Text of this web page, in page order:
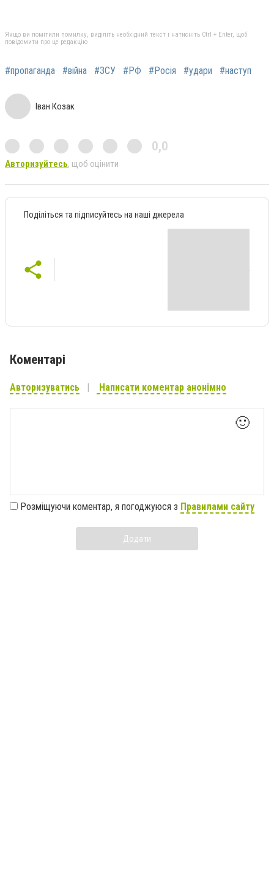
Якщо ви помітили помилку, виділіть необхідний текст і натисніть Ctrl + Enter, щоб
повідомити про це редакцію
#пропаганда #війна #ЗСУ #РФ #Росія #удари #наступ
Іван Козак
0,0
Авторизуйтесь, щоб оцінити
Поділіться та підписуйтесь на наші джерела
Коментарі
Авторизуватись Написати коментар анонімно
🙂
Розміщуючи коментар, я погоджуюся з Правилами сайту
Додати